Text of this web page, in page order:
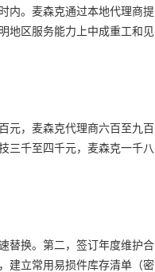
内。麦森克通过本地代理商提
地区服务能力上中成重工和见
元，麦森克代理商六百至九百
三千至四千元，麦森克一千八
替换。第二，签订年度维护合
建立常用易损件库存清单（密